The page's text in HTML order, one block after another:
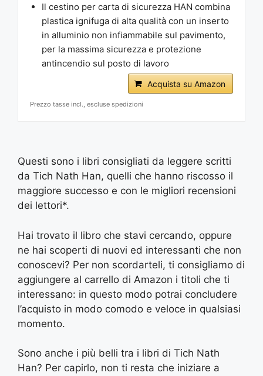
Il cestino per carta di sicurezza HAN combina
plastica ignifuga di alta qualità con un inserto
in alluminio non infiammabile sul pavimento,
per la massima sicurezza e protezione
antincendio sul posto di lavoro
Acquista su Amazon
Prezzo tasse incl., escluse spedizioni
Questi sono i libri consigliati da leggere scritti
da Tich Nath Han, quelli che hanno riscosso il
maggiore successo e con le migliori recensioni
dei lettori*.
Hai trovato il libro che stavi cercando, oppure
ne hai scoperti di nuovi ed interessanti che non
conoscevi? Per non scordarteli, ti consigliamo di
aggiungere al carrello di Amazon i titoli che ti
interessano: in questo modo potrai concludere
l’acquisto in modo comodo e veloce in qualsiasi
momento.
Sono anche i più belli tra i libri di Tich Nath
Han? Per capirlo, non ti resta che iniziare a